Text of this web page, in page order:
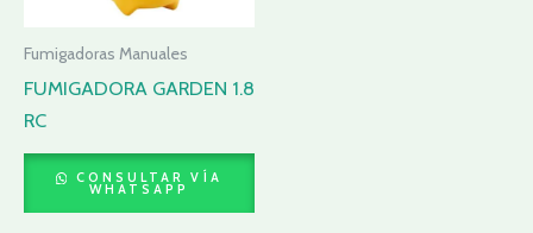
Fumigadoras Manuales
FUMIGADORA GARDEN 1.8
RC
CONSULTAR VÍA
WHATSAPP